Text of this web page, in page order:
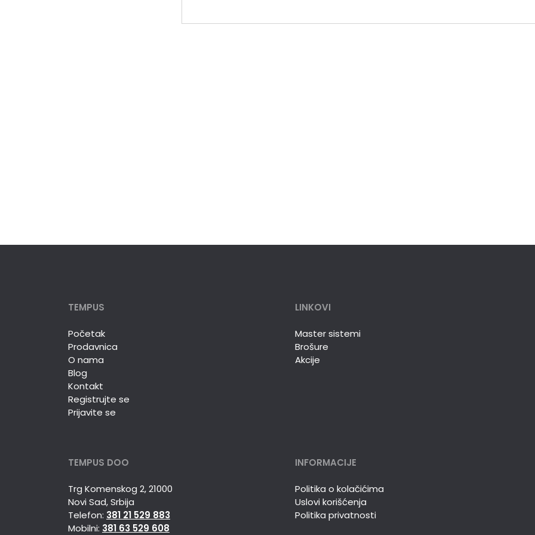
TEMPUS
Početak
Prodavnica
O nama
Blog
Kontakt
Registrujte se
Prijavite se
LINKOVI
Master sistemi
Brošure
Akcije
TEMPUS DOO
Trg Komenskog 2, 21000
Novi Sad, Srbija
Telefon: 381 21 529 883
Mobilni: 381 63 529 608
INFORMACIJE
Politika o kolačićima
Uslovi korišćenja
Politika privatnosti